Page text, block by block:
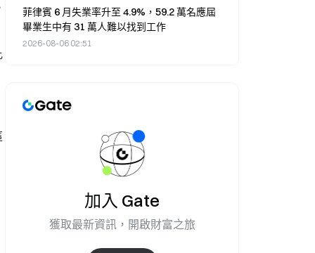
菲律賓 6 月失業率升至 4.9%，59.2 萬名應屆
畢業生中有 31 萬人難以找到工作
2026-08-06 02:51
加入 Gate
獲取最新資訊，開啟財富之旅